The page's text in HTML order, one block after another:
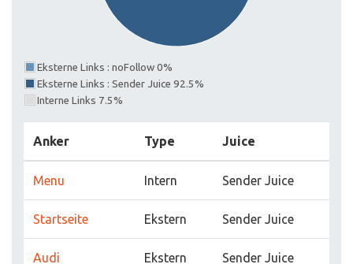
Eksterne Links : noFollow 0%
Eksterne Links : Sender Juice 92.5%
Interne Links 7.5%
Anker Type Juice
Menu Intern Sender Juice
Startseite Ekstern Sender Juice
Audi Ekstern Sender Juice